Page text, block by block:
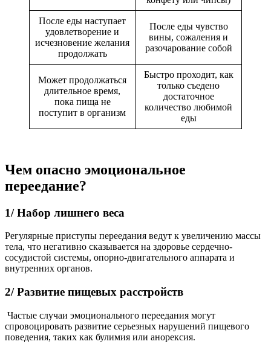
После еды наступает
удовлетворение и
исчезновение желания
продолжать
После еды чувство
вины, сожаления и
разочарование собой
Может продолжаться
длительное время,
пока пища не
поступит в организм
Быстро проходит, как
только съедено
достаточное
количество любимой
еды
Чем опасно эмоциональное
переедание?
1/ Набор лишнего веса
Регулярные приступы переедания ведут к увеличению массы
тела, что негативно сказывается на здоровье сердечно-
сосудистой системы, опорно-двигательного аппарата и
внутренних органов.
2/ Развитие пищевых расстройств
Частые случаи эмоционального переедания могут
спровоцировать развитие серьезных нарушений пищевого
поведения, таких как булимия или анорексия.